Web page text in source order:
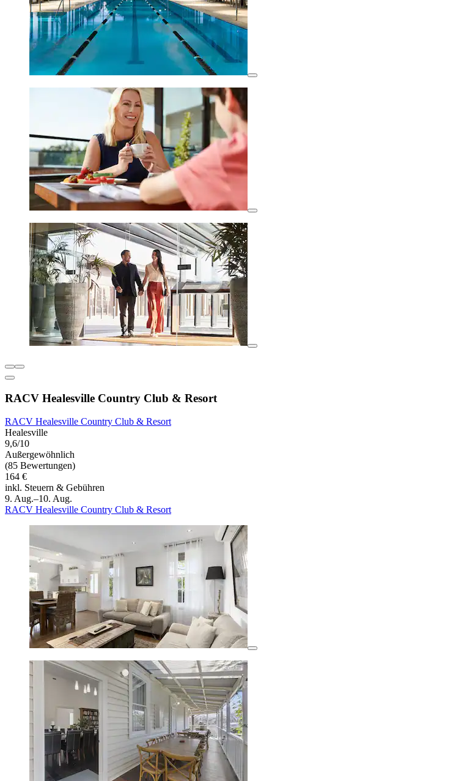
RACV Healesville Country Club & Resort
RACV Healesville Country Club & Resort
Healesville
9,6/10
Außergewöhnlich
(85 Bewertungen)
164 €
inkl. Steuern & Gebühren
9. Aug.–10. Aug.
RACV Healesville Country Club & Resort